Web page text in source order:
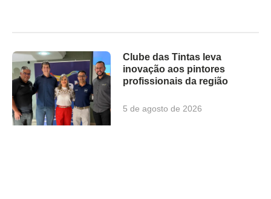
Clube das Tintas leva
inovação aos pintores
profissionais da região
5 de agosto de 2026